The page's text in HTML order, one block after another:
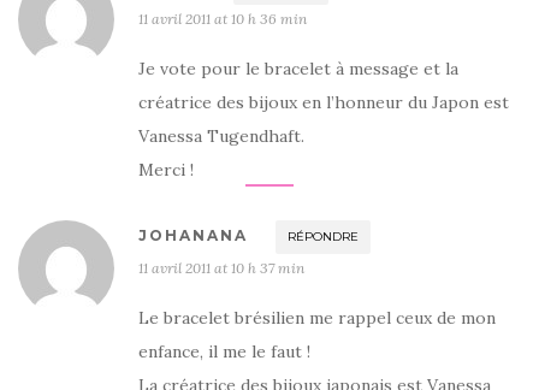
11 avril 2011 at 10 h 36 min
Je vote pour le bracelet à message et la
créatrice des bijoux en l’honneur du Japon est
Vanessa Tugendhaft.
Merci !
JOHANANA RÉPONDRE
11 avril 2011 at 10 h 37 min
Le bracelet brésilien me rappel ceux de mon
enfance, il me le faut !
La créatrice des bijoux japonais est Vanessa